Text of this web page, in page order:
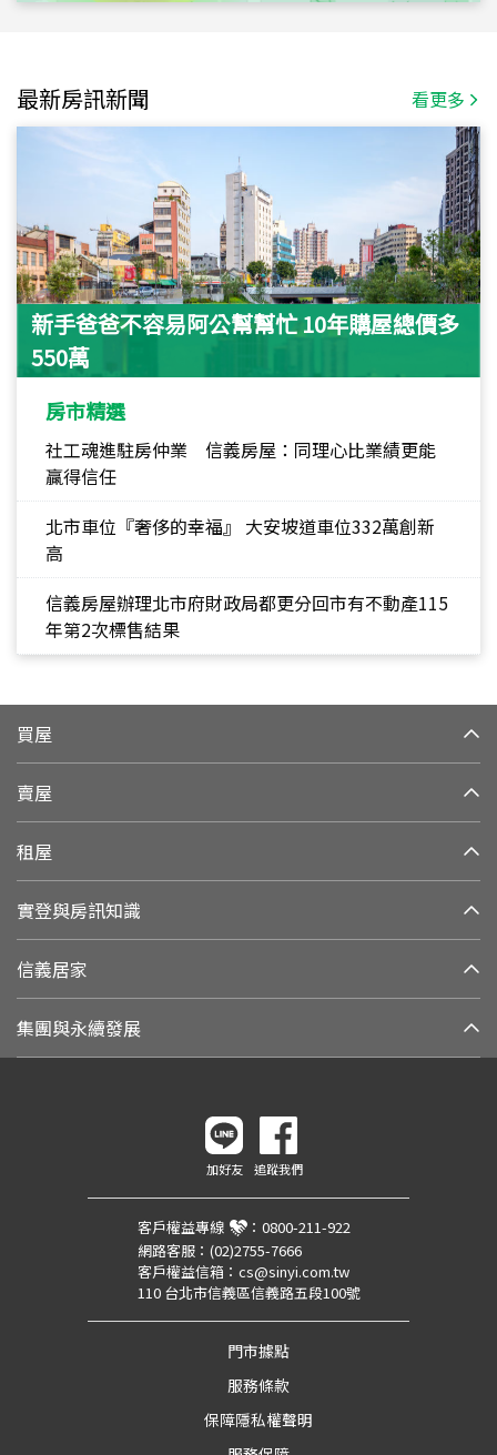
最新房訊新聞 看更多
新手爸爸不容易阿公幫幫忙 10年購屋總價多
550萬
房市精選
社工魂進駐房仲業 信義房屋：同理心比業績更能
贏得信任
北市車位『奢侈的幸福』 大安坡道車位332萬創新
高
信義房屋辦理北市府財政局都更分回市有不動產115
年第2次標售結果
買屋
賣屋
租屋
實登與房訊知識
信義居家
集團與永續發展
加好友 追蹤我們
客戶權益專線 ： 0800-211-922
網路客服： (02)2755-7666
客戶權益信箱： cs@sinyi.com.tw
110 台北市信義區信義路五段100號
門市據點
服務條款
保障隱私權聲明